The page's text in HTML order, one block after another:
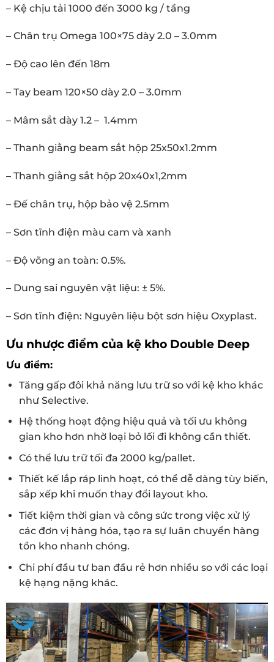
– Kệ chịu tải 1000 đến 3000 kg / tầng
– Chân trụ Omega 100×75 dày 2.0 – 3.0mm
– Độ cao lên đến 18m
– Tay beam 120×50 dày 2.0 – 3.0mm
– Mâm sắt dày 1.2 – 1.4mm
– Thanh giằng beam sắt hộp 25x50x1.2mm
– Thanh giằng sắt hộp 20x40x1,2mm
– Đế chân trụ, hộp bảo vệ 2.5mm
– Sơn tĩnh điện màu cam và xanh
– Độ võng an toàn: 0.5%.
– Dung sai nguyên vật liệu: ± 5%.
– Sơn tĩnh điện: Nguyên liệu bột sơn hiệu Oxyplast.
Ưu nhược điểm của kệ kho Double Deep
Ưu điểm:
Tăng gấp đôi khả năng lưu trữ so với kệ kho khác
như Selective.
Hệ thống hoạt động hiệu quả và tối ưu không
gian kho hơn nhờ loại bỏ lối đi không cần thiết.
Có thể lưu trữ tối đa 2000 kg/pallet.
Thiết kế lắp ráp linh hoạt, có thể dễ dàng tùy biến,
sắp xếp khi muốn thay đổi layout kho.
Tiết kiệm thời gian và công sức trong việc xử lý
các đơn vị hàng hóa, tạo ra sự luân chuyển hàng
tồn kho nhanh chóng.
Chi phí đầu tư ban đầu rẻ hơn nhiều so với các loại
kệ hạng nặng khác.